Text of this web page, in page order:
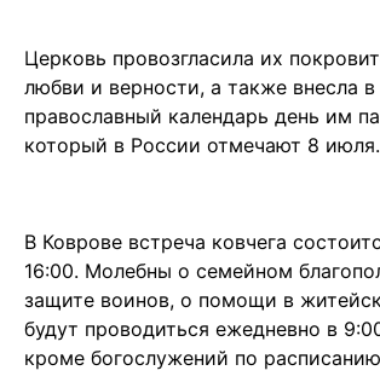
Церковь провозгласила их
любви и верности, а также внесла в
православный календарь день им
который в России отмечают 8 июля.
В Коврове встреча ковчега
16:00. Молебны о семейном
защите воинов, о помощи в
будут проводиться ежедневно в
кроме богослужений по